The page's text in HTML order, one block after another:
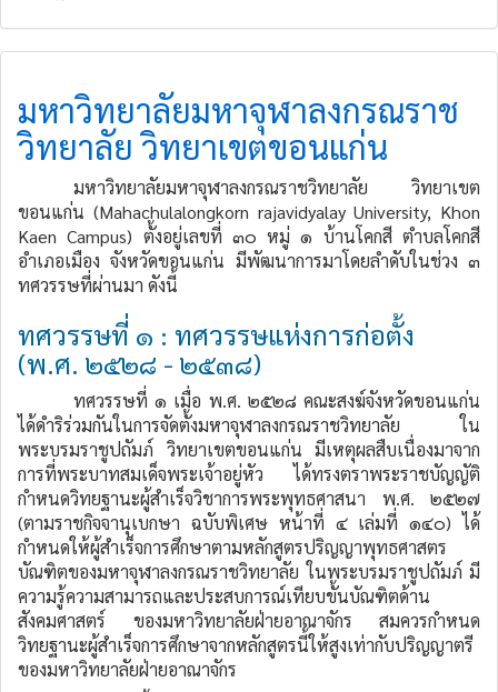
มหาวิทยาลัยมหาจุฬาลงกรณราช
วิทยาลัย วิทยาเขตขอนแก่น
มหาวิทยาลัยมหาจุฬาลงกรณราชวิทยาลัย วิทยาเขต
ขอนแก่น (Mahachulalongkorn rajavidyalay University, Khon
Kaen Campus) ตั้งอยู่เลขที่ ๓๐ หมู่ ๑ บ้านโคกสี ตำบลโคกสี
อำเภอเมือง จังหวัดขอนแก่น มีพัฒนาการมาโดยลำดับในช่วง ๓
ทศวรรษที่ผ่านมา ดังนี้
ทศวรรษที่ ๑ : ทศวรรษแห่งการก่อตั้ง
(พ.ศ. ๒๕๒๘ - ๒๕๓๘)
ทศวรรษที่ ๑ เมื่อ พ.ศ. ๒๕๒๘ คณะสงฆ์จังหวัดขอนแก่น
ได้ดำริร่วมกันในการจัดตั้งมหาจุฬาลงกรณราชวิทยาลัย ใน
พระบรมราชูปถัมภ์ วิทยาเขตขอนแก่น มีเหตุผลสืบเนื่องมาจาก
การที่พระบาทสมเด็จพระเจ้าอยู่หัว ได้ทรงตราพระราชบัญญัติ
กำหนดวิทยฐานะผู้สำเร็จวิชาการพระพุทธศาสนา พ.ศ. ๒๕๒๗
(ตามราชกิจจานุเบกษา ฉบับพิเศษ หน้าที่ ๔ เล่มที่ ๑๔๐) ได้
กำหนดให้ผู้สำเร็จการศึกษาตามหลักสูตรปริญญาพุทธศาสตร
บัณฑิตของมหาจุฬาลงกรณราชวิทยาลัย ในพระบรมราชูปถัมภ์ มี
ความรู้ความสามารถและประสบการณ์เทียบขั้นบัณฑิตด้าน
สังคมศาสตร์ ของมหาวิทยาลัยฝ่ายอาณาจักร สมควรกำหนด
วิทยฐานะผู้สำเร็จการศึกษาจากหลักสูตรนี้ให้สูงเท่ากับปริญญาตรี
ของมหาวิทยาลัยฝ่ายอาณาจักร